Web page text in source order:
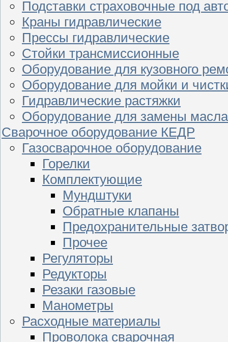
Подставки страховочные под
Краны гидравлические
Прессы гидравлические
Стойки трансмиссионные
Оборудование для кузовного
Оборудование для мойки и
Гидравлические растяжки
Оборудование для замены масла
Сварочное оборудование КЕДР
Газосварочное оборудование
Горелки
Комплектующие
Мундштуки
Обратные клапаны
Предохранительные
Прочее
Регуляторы
Редукторы
Резаки газовые
Манометры
Расходные материалы
Проволока сварочная